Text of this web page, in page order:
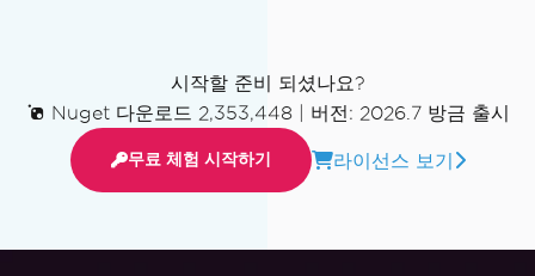
시작할 준비 되셨나요?
Nuget 다운로드 2,353,448| 버전: 2026.7 방금 출시
무료 체험 시작하기 라이선스 보기